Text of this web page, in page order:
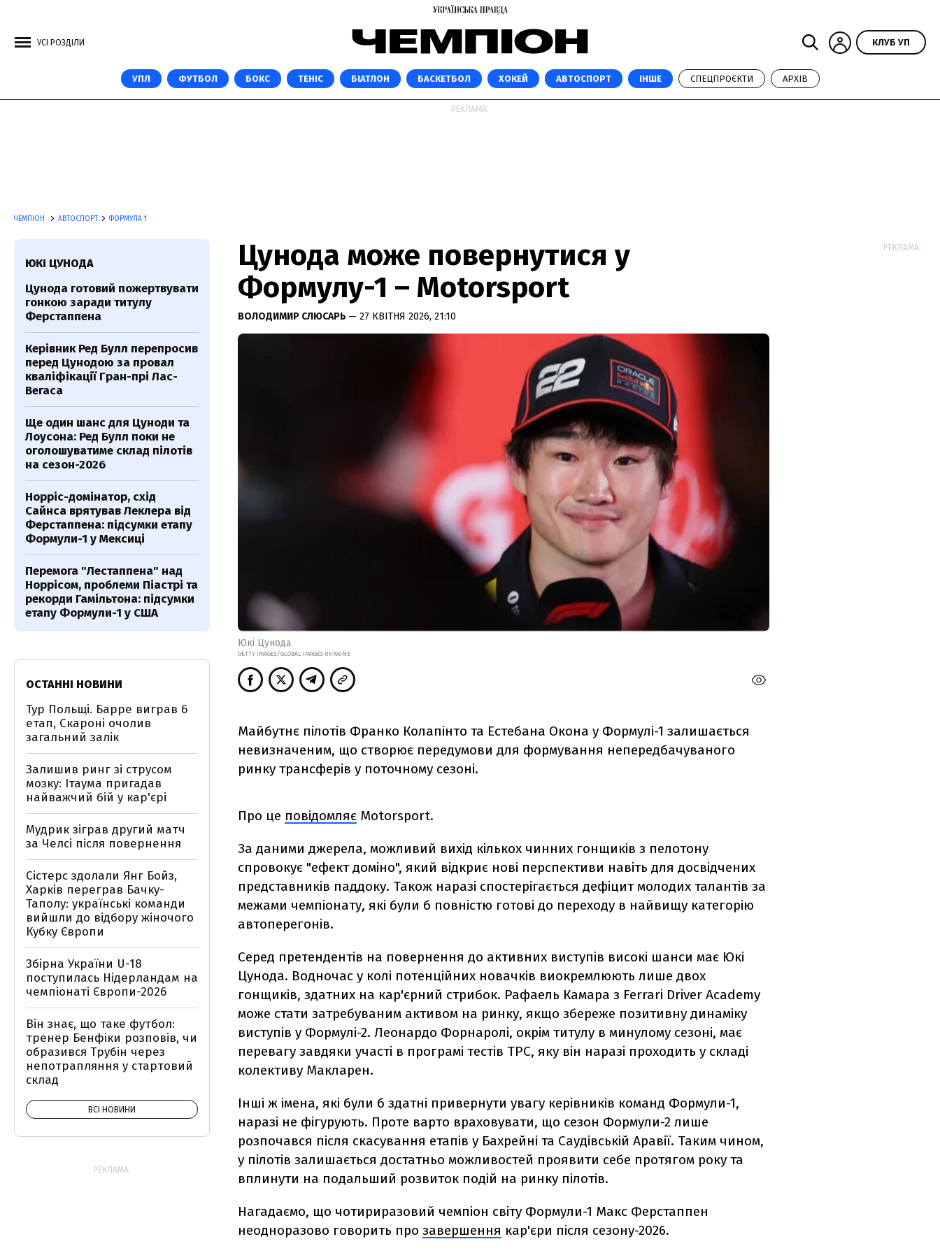
УСІ РОЗДІЛИ КЛУБ УП
УПЛ ФУТБОЛ БОКС ТЕНІС БІАТЛОН БАСКЕТБОЛ ХОКЕЙ АВТОСПОРТ ІНШЕ СПЕЦПРОЄКТИ АРХІВ
РЕКЛАМА:
ЧЕМПІОН АВТОСПОРТ ФОРМУЛА 1
Цунода може повернутися у
Формулу-1 – Motorsport
ВОЛОДИМИР СЛЮСАРЬ — 27 КВІТНЯ 2026, 21:10
Юкі Цунода
GETTY IMAGES/GLOBAL IMAGES UKRAINE
Майбутнє пілотів Франко Колапінто та Естебана Окона у Формулі-1 залишається
невизначеним, що створює передумови для формування непередбачуваного
ринку трансферів у поточному сезоні.
Про це повідомляє Motorsport.
За даними джерела, можливий вихід кількох чинних гонщиків з пелотону
спровокує "ефект доміно", який відкриє нові перспективи навіть для досвідчених
представників паддоку. Також наразі спостерігається дефіцит молодих талантів за
межами чемпіонату, які були б повністю готові до переходу в найвищу категорію
автоперегонів.
Серед претендентів на повернення до активних виступів високі шанси має Юкі
Цунода. Водночас у колі потенційних новачків виокремлюють лише двох
гонщиків, здатних на кар'єрний стрибок. Рафаель Камара з Ferrari Driver Academy
може стати затребуваним активом на ринку, якщо збереже позитивну динаміку
виступів у Формулі-2. Леонардо Форнаролі, окрім титулу в минулому сезоні, має
перевагу завдяки участі в програмі тестів TPC, яку він наразі проходить у складі
колективу Макларен.
Інші ж імена, які були б здатні привернути увагу керівників команд Формули-1,
наразі не фігурують. Проте варто враховувати, що сезон Формули-2 лише
розпочався після скасування етапів у Бахрейні та Саудівській Аравії. Таким чином,
у пілотів залишається достатньо можливостей проявити себе протягом року та
вплинути на подальший розвиток подій на ринку пілотів.
Нагадаємо, що чотириразовий чемпіон світу Формули-1 Макс Ферстаппен
неодноразово говорить про завершення кар'єри після сезону-2026.
ЮКІ ЦУНОДА
Цунода готовий пожертвувати
гонкою заради титулу
Ферстаппена
Керівник Ред Булл перепросив
перед Цунодою за провал
кваліфікації Гран-прі Лас-
Вегаса
Ще один шанс для Цуноди та
Лоусона: Ред Булл поки не
оголошуватиме склад пілотів
на сезон-2026
Норріс-домінатор, схід
Сайнса врятував Леклера від
Ферстаппена: підсумки етапу
Формули-1 у Мексиці
Перемога "Лестаппена" над
Норрісом, проблеми Піастрі та
рекорди Гамільтона: підсумки
етапу Формули-1 у США
ОСТАННІ НОВИНИ
Тур Польщі. Барре виграв 6
етап, Скароні очолив
загальний залік
Залишив ринг зі струсом
мозку: Ітаума пригадав
найважчий бій у кар'єрі
Мудрик зіграв другий матч
за Челсі після повернення
Сістерс здолали Янг Бойз,
Харків переграв Бачку-
Таполу: українські команди
вийшли до відбору жіночого
Кубку Європи
Збірна України U-18
поступилась Нідерландам на
чемпіонаті Європи-2026
Він знає, що таке футбол:
тренер Бенфіки розповів, чи
образився Трубін через
непотрапляння у стартовий
склад
ВСІ НОВИНИ
РЕКЛАМА:
РЕКЛАМА: